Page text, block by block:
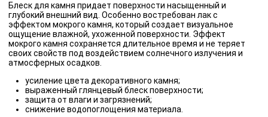
Блеск для камня придает поверхности насыщенный и
глубокий внешний вид. Особенно востребован лак с
эффектом мокрого камня, который создает визуальное
ощущение влажной, ухоженной поверхности. Эффект
мокрого камня сохраняется длительное время и не теряет
своих свойств под воздействием солнечного излучения и
атмосферных осадков.
усиление цвета декоративного камня;
выраженный глянцевый блеск поверхности;
защита от влаги и загрязнений;
снижение водопоглощения материала.